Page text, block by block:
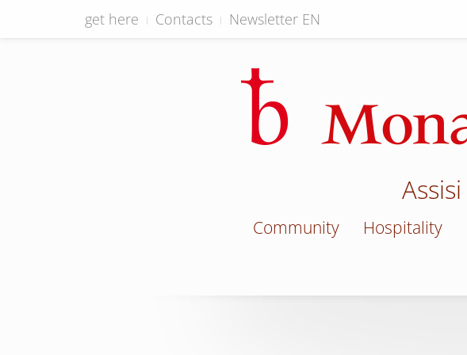
get here Contacts Newsletter EN
Assisi
Community Hospitality